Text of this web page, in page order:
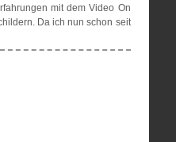
mit dem Video On
Da ich nun schon seit